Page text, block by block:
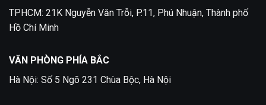
TPHCM: 21K Nguyễn Văn Trỗi, P.11, Phú Nhuận, Thành phố
Hồ Chí Minh
VĂN PHÒNG PHÍA BẮC
Hà Nội: Số 5 Ngõ 231 Chùa Bộc, Hà Nội